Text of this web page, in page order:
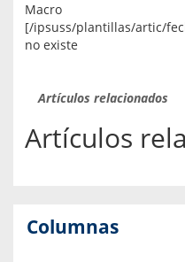
Macro
[/ipsuss/plantillas/artic/
no existe
Artículos relacionados
Artículos
Columnas